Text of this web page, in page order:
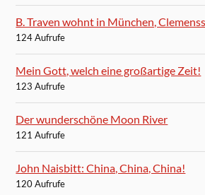
B. Traven wohnt in München,
124 Aufrufe
Mein Gott, welch eine großartige Zeit!
123 Aufrufe
Der wunderschöne Moon River
121 Aufrufe
John Naisbitt: China, China, China!
120 Aufrufe